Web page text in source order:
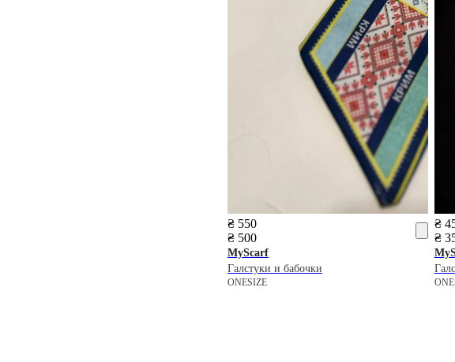
₴ 550
₴ 500
MyScarf
Галстуки и бабочки
ONESIZE
₴
₴